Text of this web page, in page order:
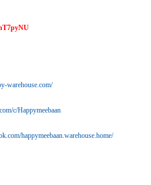
warehouse.com/
c/Happymeebaan
happymeebaan.warehouse.home/